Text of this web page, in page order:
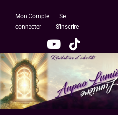
Mon Compte
Se
connecter
S’inscrire